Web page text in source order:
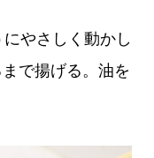
やさしく動かし
で揚げる。油を